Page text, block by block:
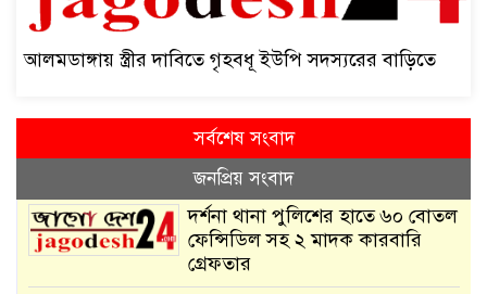
আলমডাঙ্গায় স্ত্রীর দাবিতে গৃহবধূ ইউপি সদস্যরের বাড়িতে
সর্বশেষ সংবাদ
জনপ্রিয় সংবাদ
দর্শনা থানা পুলিশের হাতে ৬০ বোতল
ফেন্সিডিল সহ ২ মাদক কারবারি
গ্রেফতার